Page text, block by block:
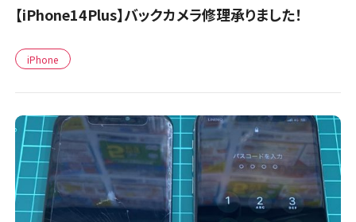
【iPhone14Plus】バックカメラ修理承りました！
iPhone